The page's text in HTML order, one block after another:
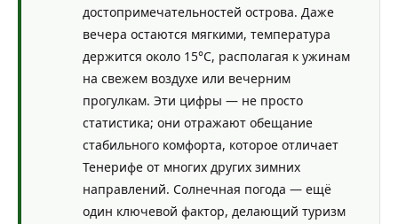
достопримечательностей острова. Даже
вечера остаются мягкими, температура
держится около 15°C, располагая к ужинам
на свежем воздухе или вечерним
прогулкам. Эти цифры — не просто
статистика; они отражают обещание
стабильного комфорта, которое отличает
Тенерифе от многих других зимних
направлений. Солнечная погода — ещё
один ключевой фактор, делающий туризм